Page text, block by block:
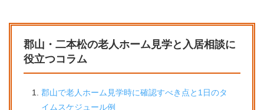
郡山・二本松の老人ホーム見学と入居相談に
役立つコラム
郡山で老人ホーム見学時に確認すべき点と1日のタ
イムスケジュール例